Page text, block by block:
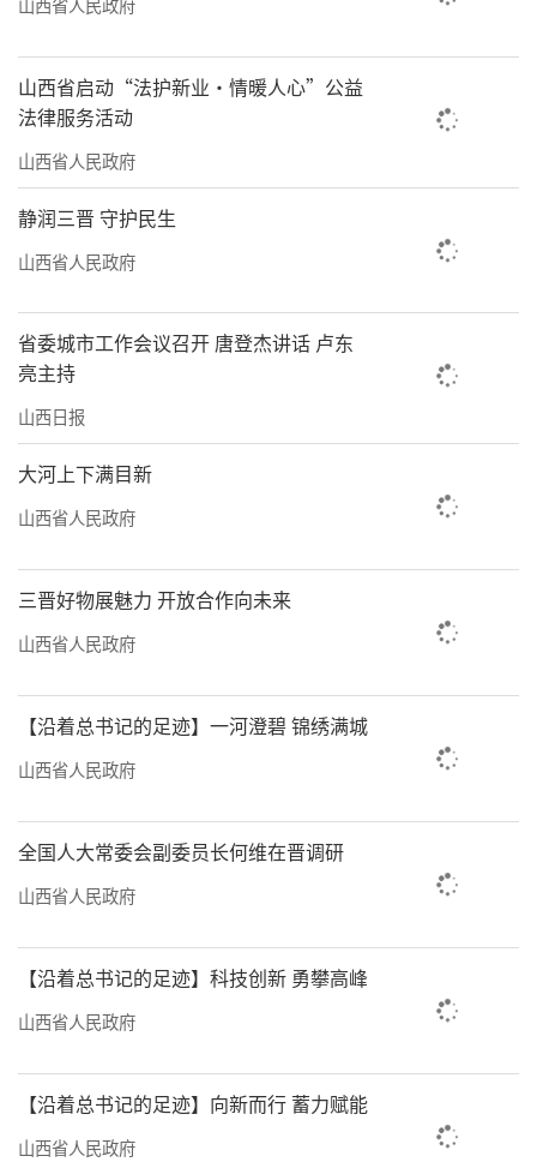
1200万元，让“南茶北栽”成为现实。在万荣
县的黄河滩涂，金黄的稻浪取代了往昔的荒
芜，“南粮北植”使水稻种植面积扩展到6.2万
亩。更令人称奇的是，永济市的盐碱地通
过“海虾淡养”技术，成功养殖南美白对虾，
曾经5块钱一亩都没人租的“废地”变成了“聚
宝盆”。
科技赋能贯穿产业链始终。在夏县的智慧
蔬菜产业园，大数据中心实时监测墑情，AI预警
病虫害，确保“广式菜心”等高端叶菜在28小
时内从田间抵达南方消费者的餐桌。在右玉
县，小小的沙棘果通过超临界CO2萃取等技术，
被加工成沙棘油、功能性食品，价值倍增。
从“靠天吃饭”到“知天而作”，科技重新定
义了农业生产的边界与效率。
提升价值链的关键在于品牌化与产业化。
我省推动“种植+加工+品牌”一体化发展，让
好产品卖出好价钱。万荣优质大米品牌“荣后
大米”以每公斤14元的定位成功打入高端市
场。右玉着力打造“右玉沙棘”区域公共品
牌，规划到2026年形成从育苗到加工再到文旅
的全产业链，相关产值迈向5亿元。这些实践表
明，当农产品从“商品”升级为“品牌”，其
带动的不仅是增产，更是整个农业体系的增效
老手艺的“新活力”——
山西省启动“法护新业·情暖人心”公益
法律服务活动
山西省人民政府
静润三晋 守护民生
山西省人民政府
省委城市工作会议召开 唐登杰讲话 卢东
亮主持
山西日报
大河上下满目新
山西省人民政府
三晋好物展魅力 开放合作向未来
山西省人民政府
【沿着总书记的足迹】一河澄碧 锦绣满城
山西省人民政府
全国人大常委会副委员长何维在晋调研
山西省人民政府
【沿着总书记的足迹】科技创新 勇攀高峰
山西省人民政府
【沿着总书记的足迹】向新而行 蓄力赋能
山西省人民政府